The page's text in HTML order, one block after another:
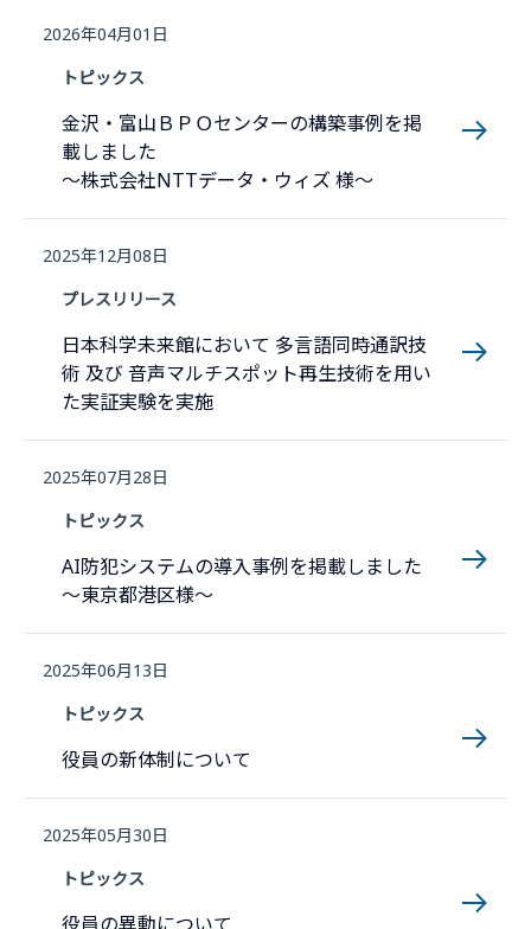
2026年04月01日
トピックス
金沢・富山ＢＰＯセンターの構築事例を掲
載しました
～株式会社NTTデータ・ウィズ 様～
2025年12月08日
プレスリリース
日本科学未来館において 多言語同時通訳技
術 及び 音声マルチスポット再生技術を用い
た実証実験を実施
2025年07月28日
トピックス
AI防犯システムの導入事例を掲載しました
〜東京都港区様〜
2025年06月13日
トピックス
役員の新体制について
2025年05月30日
トピックス